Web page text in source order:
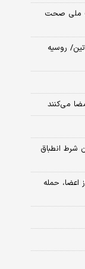
ملی صحت
روسیه
شرط انطباق
اعضا، حمله